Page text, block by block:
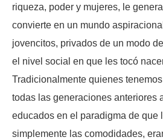
riqueza, poder y mujeres, le
convierte en un mundo
jovencitos, privados de un modo
el nivel social en que les tocó
Tradicionalmente quienes
todas las generaciones anteriores
educados en el paradigma de que
simplemente las comodidades,